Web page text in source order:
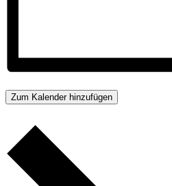
Zum Kalender hinzufügen